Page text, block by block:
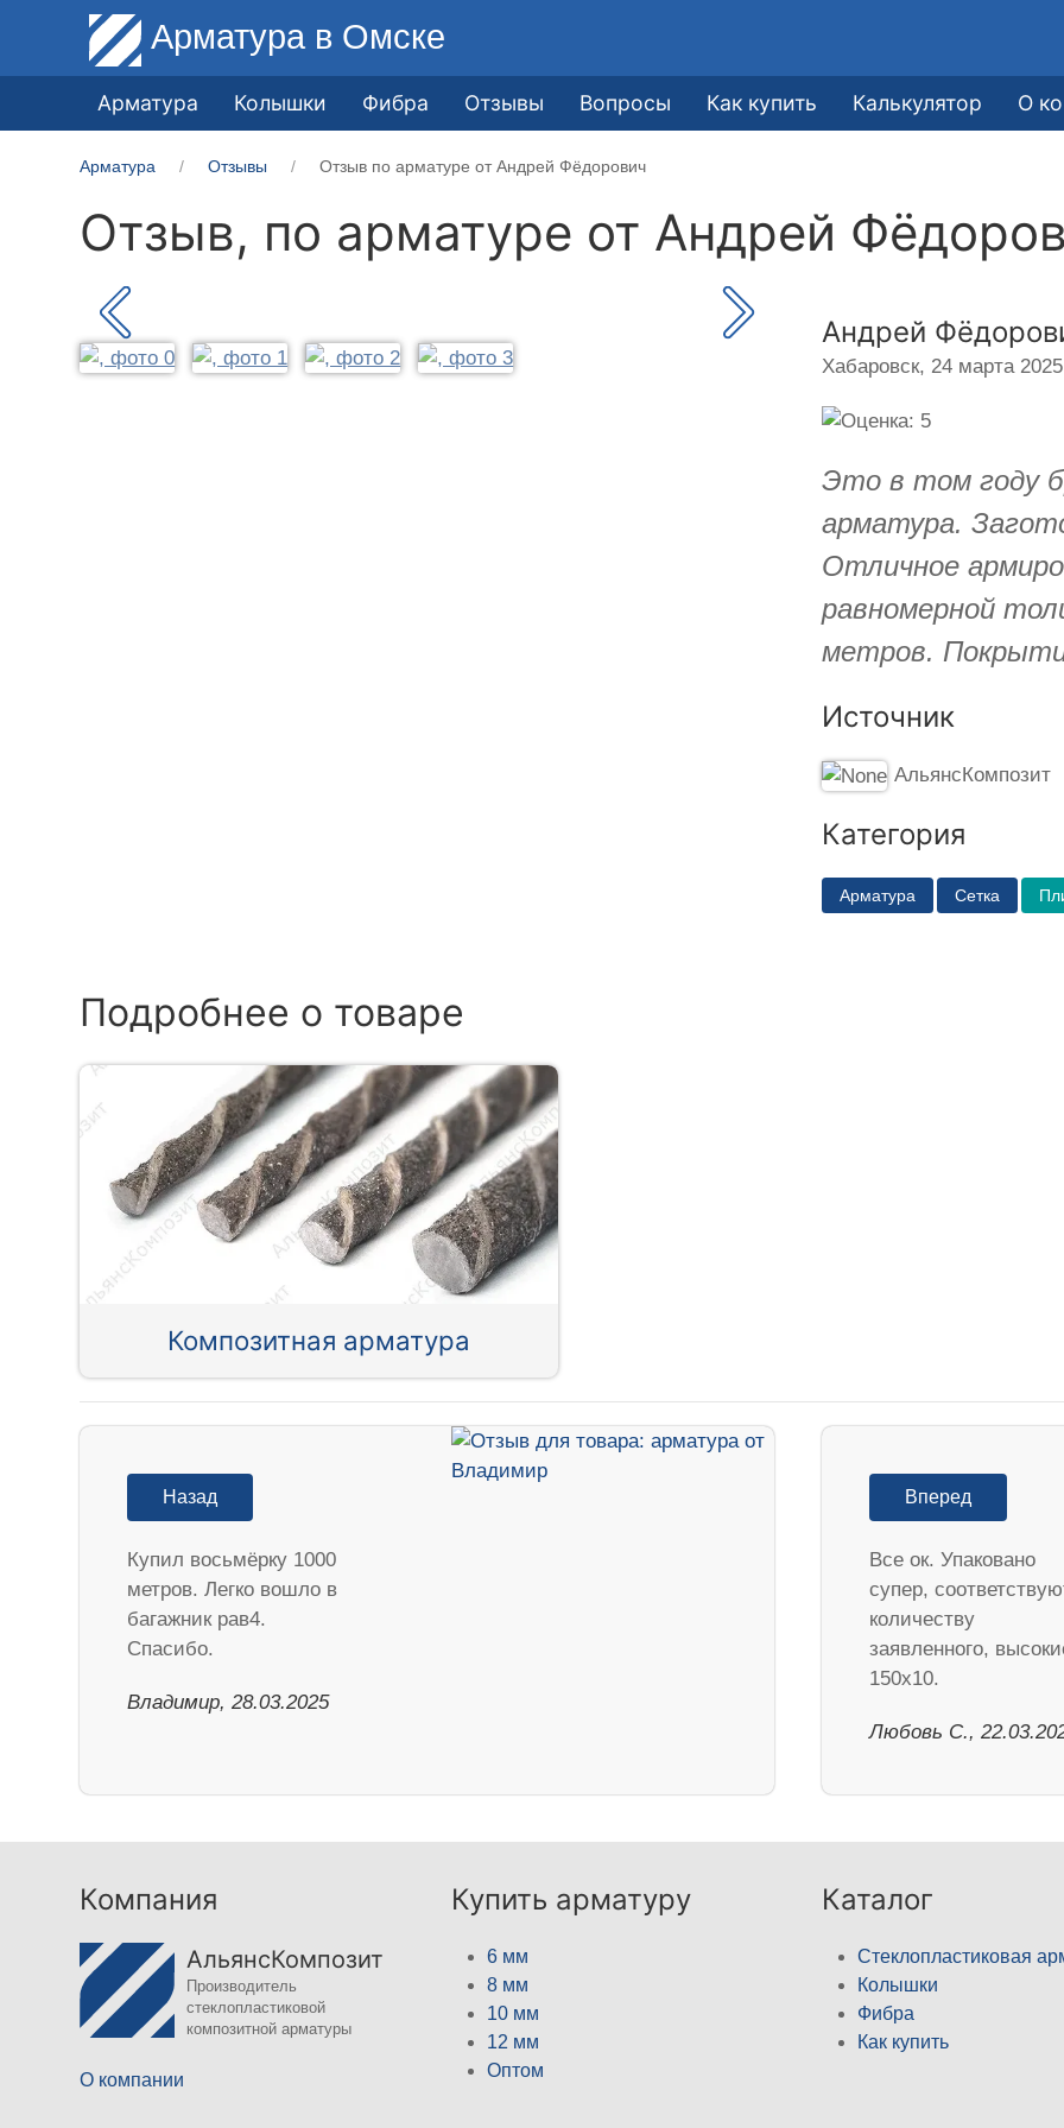
Арматура в Омске
Арматура Колышки Фибра Отзывы Вопросы Как купить Калькулятор О
Арматура Отзывы Отзыв по арматуре от Андрей Фёдорович
Отзыв, по арматуре от Андрей
Андрей
Хабаровск, 24 марта 2025
Это в том году
арматура.
Отличное
равномерной
метров.
Источник
АльянсКомпозит
Категория
Арматура Сетка
Подробнее о товаре
Композитная арматура
Назад
Купил восьмёрку 1000
метров. Легко вошло в
багажник рав4.
Спасибо.
Владимир, 28.03.2025
Вперед
Все ок. Упаковано
супер,
количеству
заявленного,
150х10.
Любовь С.,
Компания
АльянсКомпозит
Производитель
стеклопластиковой
композитной арматуры
О компании
Купить арматуру
6 мм
8 мм
10 мм
12 мм
Оптом
Каталог
Стеклопластиковая
Колышки
Фибра
Как купить